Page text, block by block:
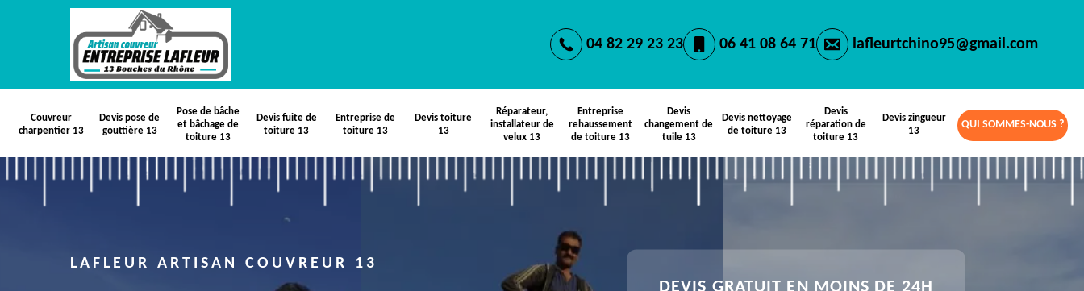
04 82 29 23 23 06 41 08 64 71 lafleurtchino95@gmail.com
Couvreur
charpentier 13
Devis pose de
gouttière 13
Pose de bâche
et bâchage de
toiture 13
Devis fuite de
toiture 13
Entreprise de
toiture 13
Devis toiture
13
Réparateur,
installateur de
velux 13
Entreprise
rehaussement
de toiture 13
Devis
changement de
tuile 13
Devis nettoyage
de toiture 13
Devis
réparation de
toiture 13
Devis zingueur
13
QUI SOMMES-NOUS ?
LAFLEUR ARTISAN COUVREUR 13
DEVIS GRATUIT EN MOINS DE 24H